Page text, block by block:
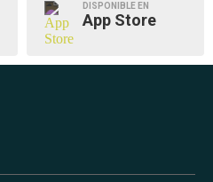
DISPONIBLE EN
App Store